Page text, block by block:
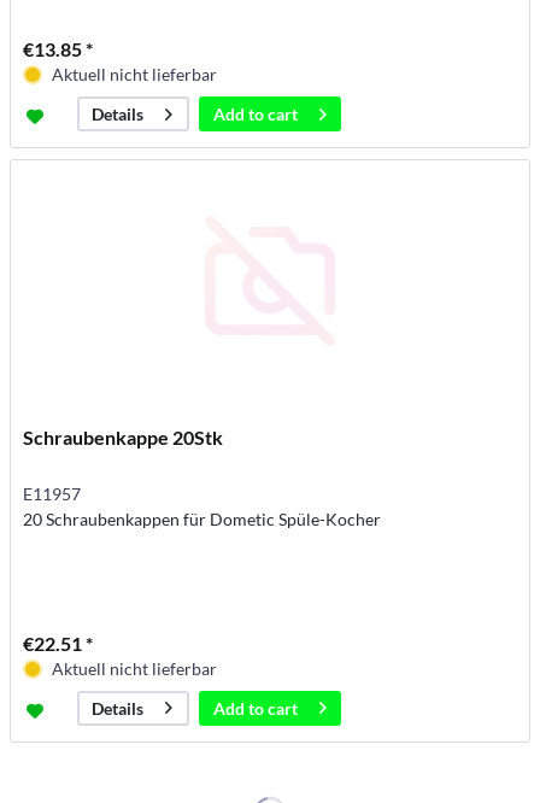
€13.85 *
Aktuell nicht lieferbar
Details
Add tocart
Schraubenkappe 20Stk
E11957
20 Schraubenkappen für Dometic Spüle-Kocher
€22.51 *
Aktuell nicht lieferbar
Details
Add tocart